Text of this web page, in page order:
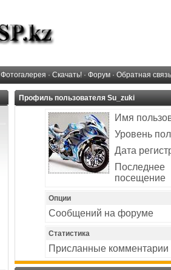
Фотогалерея · Скачать! · Форум · Обратная связь
Профиль пользователя Su_zuki
Имя
Уровень
Дата
Последнее
посещение
Опции
Сообщений на форуме
Статистика
Присланные комментарии